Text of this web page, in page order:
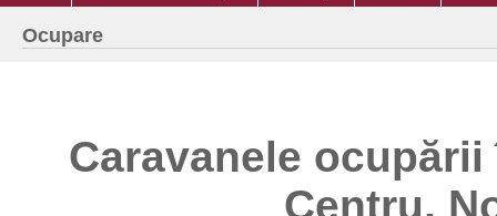
Ocupare
Caravanele
Centru,